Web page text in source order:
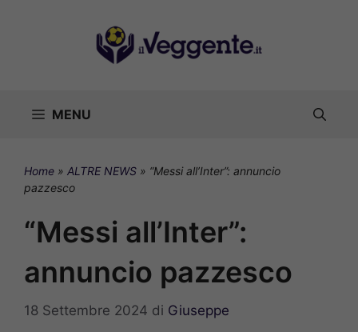
MENU
Home » ALTRE NEWS » “Messi all’Inter”: annuncio
pazzesco
“Messi all’Inter”:
annuncio pazzesco
18 Settembre 2024 di Giuseppe